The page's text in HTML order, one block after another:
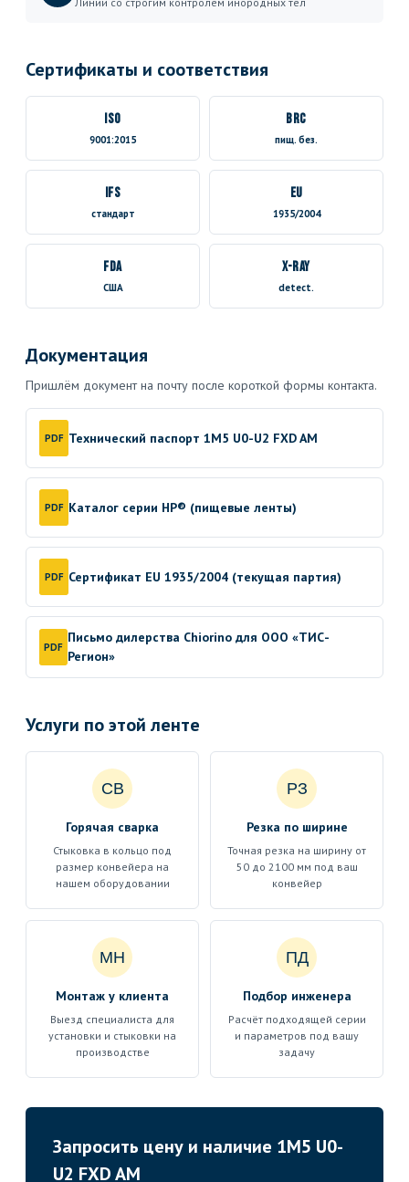
Сертификаты и соответствия
ISO
9001:2015
BRC
пищ. без.
IFS
стандарт
EU
1935/2004
FDA
США
X-ray
detect.
Документация
Пришлём документ на почту после короткой формы контакта.
PDF Технический паспорт 1M5 U0-U2 FXD AM
PDF Каталог серии HP® (пищевые ленты)
PDF Сертификат EU 1935/2004 (текущая партия)
PDF
Письмо дилерства Chiorino для ООО «ТИС-
Регион»
Услуги по этой ленте
СВ
Горячая сварка
Стыковка в кольцо под
размер конвейера на
нашем оборудовании
РЗ
Резка по ширине
Точная резка на ширину от
50 до 2100 мм под ваш
конвейер
МН
Монтаж у клиента
Выезд специалиста для
установки и стыковки на
производстве
ПД
Подбор инженера
Расчёт подходящей серии
и параметров под вашу
задачу
Запросить цену и наличие 1M5 U0-
U2 FXD AM